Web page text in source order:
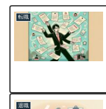
転職
退職